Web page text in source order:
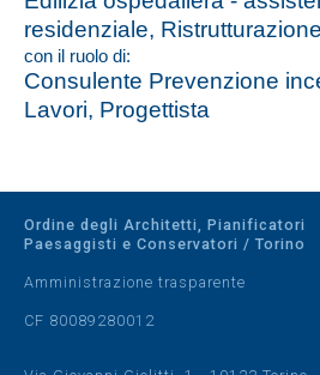
residenziale,
con il ruolo di:
Consulente Prevenzione
Lavori, Progettista
Ordine degli Architetti, Pianificatori
Paesaggisti e Conservatori / Torino
Amministrazione trasparente
CF 80089280012